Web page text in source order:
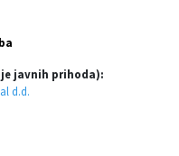
javnih prihoda):
d.d.